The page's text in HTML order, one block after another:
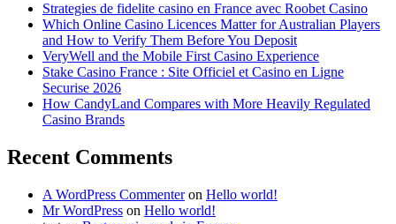
Strategies de fidelite casino en France avec Roobet Casino
Which Online Casino Licences Matter for Australian Players
and How to Verify Them Before You Deposit
VeryWell and the Mobile First Casino Experience
Stake Casino France : Site Officiel et Casino en Ligne
Securise 2026
How CandyLand Compares with More Heavily Regulated
Casino Brands
Recent Comments
A WordPress Commenteron Hello world!
Mr WordPress on Hello world!